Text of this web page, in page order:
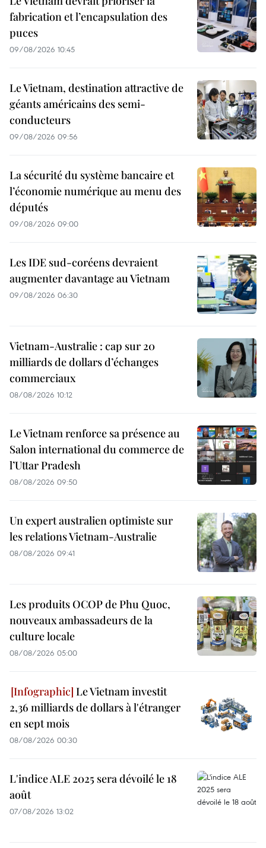
fabrication et l’encapsulation des
puces
09/08/2026 10:45
Le Vietnam, destination attractive de
géants américains des semi-
conducteurs
09/08/2026 09:56
La sécurité du système bancaire et
l’économie numérique au menu des
députés
09/08/2026 09:00
Les IDE sud-coréens devraient
augmenter davantage au Vietnam
09/08/2026 06:30
Vietnam-Australie : cap sur 20
milliards de dollars d’échanges
commerciaux
08/08/2026 10:12
Le Vietnam renforce sa présence au
Salon international du commerce de
l’Uttar Pradesh
08/08/2026 09:50
Un expert australien optimiste sur
les relations Vietnam-Australie
08/08/2026 09:41
Les produits OCOP de Phu Quoc,
nouveaux ambassadeurs de la
culture locale
08/08/2026 05:00
Le Vietnam investit
2,36 milliards de dollars à l'étranger
en sept mois
08/08/2026 00:30
L'indice ALE 2025 sera dévoilé le 18
août
07/08/2026 13:02